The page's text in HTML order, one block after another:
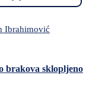
Ibrahimović
brakova sklopljeno